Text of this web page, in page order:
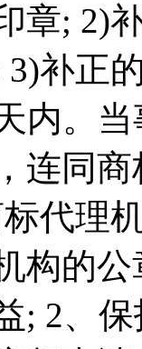
章; 2)
补正
内。
连同
代理
构的
; 2、